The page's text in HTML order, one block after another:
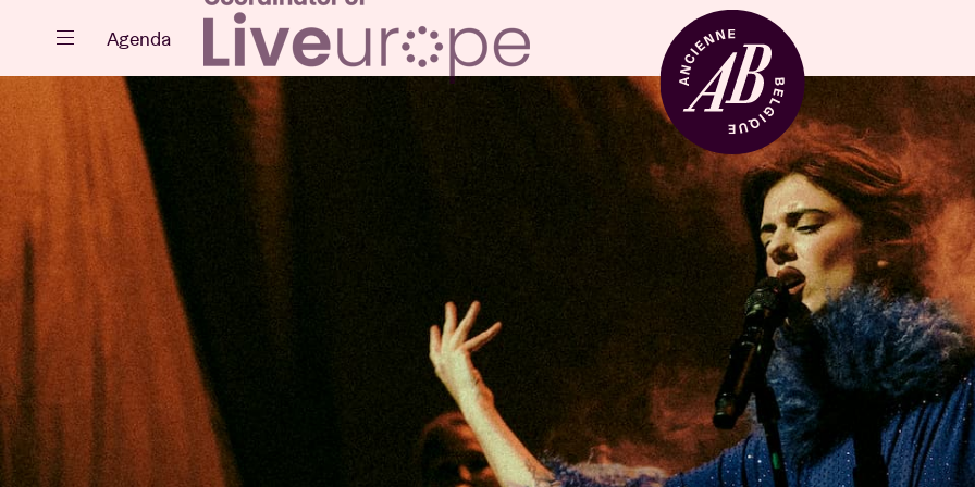
Sluiten
Agenda
Projecten
Nieuws
Zaalhuur
BRDCST
ABtv
Agenda